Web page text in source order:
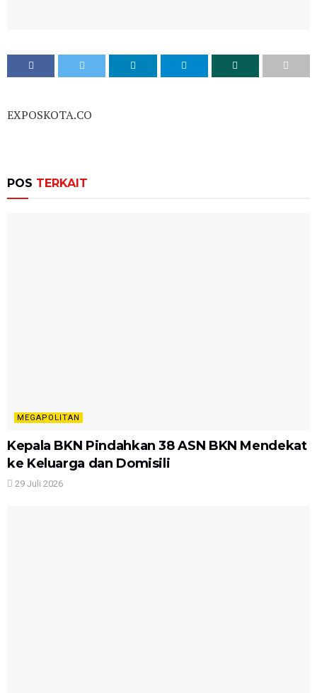
EXPOSKOTA.CO
POS TERKAIT
MEGAPOLITAN
Kepala BKN Pindahkan 38 ASN BKN Mendekat
ke Keluarga dan Domisili
29 Juli 2026